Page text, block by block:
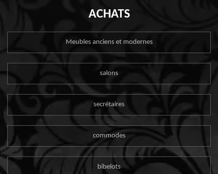
ACHATS
Meubles anciens et modernes
salons
secrétaires
commodes
bibelots